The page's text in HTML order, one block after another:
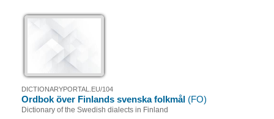
DICTIONARYPORTAL.EU/104
Ordbok över Finlands svenska folkmål (FO)
Dictionary of the Swedish dialects in Finland